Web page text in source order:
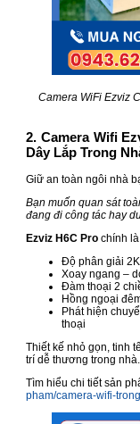
Camera WiFi Ezviz
2. Camera Wifi
Dây Lắp Trong
Giữ an toàn ngôi nhà
Bạn muốn quan sát
đang đi công tác hay
Ezviz H6C Prochính là
Độ phân giải
Xoay ngang –
Đàm thoại 2
Hồng ngoại
Phát hiện
thoại
Thiết kế nhỏ gọn, tinh
trí dễ thương trong nhà.
Tìm hiểu chi tiết sản
pham/camera-wifi-